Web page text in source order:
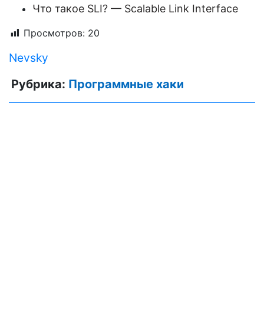
Что такое SLI? — Scalable Link Interface
Просмотров: 20
Nevsky
Рубрика: Программные хаки